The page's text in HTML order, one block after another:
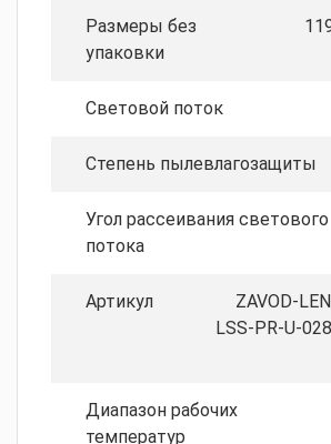
Размеры без
упаковки
Световой поток
Степень пылевлагозащиты
Угол рассеивания светового
потока
Артикул
ZAVOD-
LSS-PR-U-
Диапазон рабочих
температур